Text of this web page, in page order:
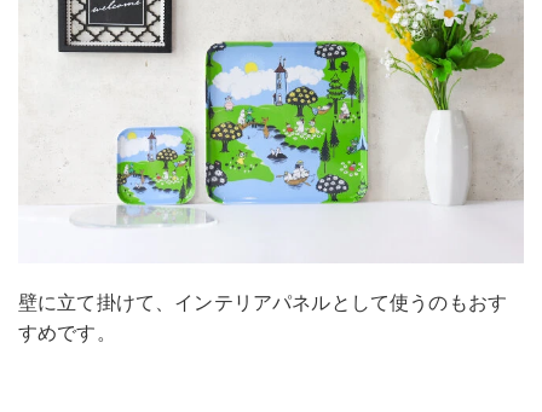
壁に立て掛けて、インテリアパネルとして使うのもおす
すめです。